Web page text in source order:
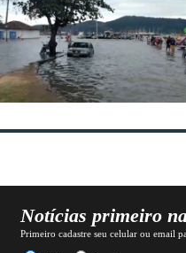
Notícias primeiro
Primeiro cadastre seu celular ou email